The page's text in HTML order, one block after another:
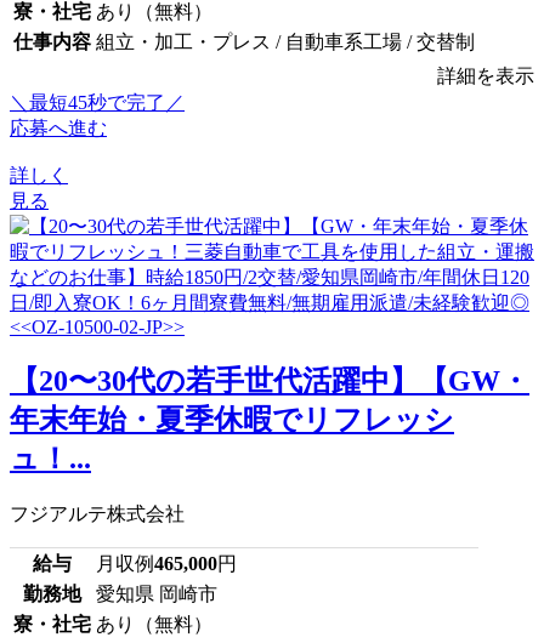
寮・社宅 あり（無料）
仕事内容 組立・加工・プレス / 自動車系工場 / 交替制
詳細を表示
＼最短45秒で完了／
応募へ進む
詳しく
見る
【20〜30代の若手世代活躍中】【GW・
年末年始・夏季休暇でリフレッシ
ュ！...
フジアルテ株式会社
給与 月収例465,000円
勤務地
愛知県 岡崎市
寮・社宅 あり（無料）